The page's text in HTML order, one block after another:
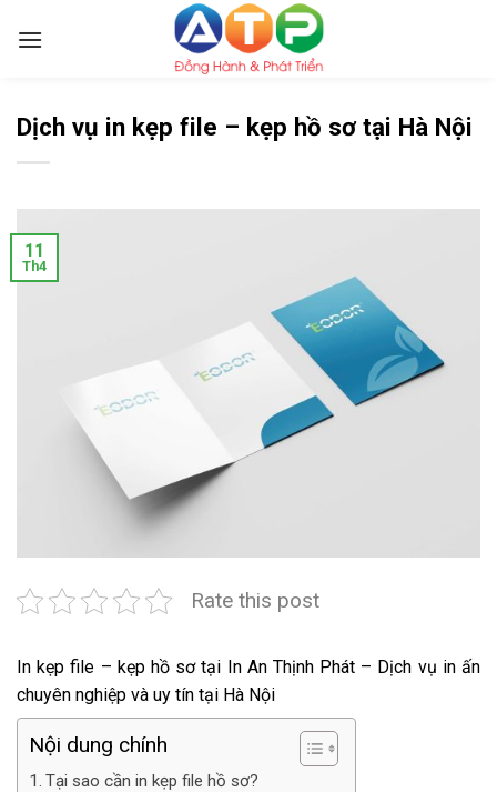
Dịch vụ in kẹp file – kẹp hồ sơ tại Hà Nội
11
Th4
Rate this post
In kẹp file – kẹp hồ sơ tại In An Thịnh Phát – Dịch vụ in ấn
chuyên nghiệp và uy tín tại Hà Nội
Nội dung chính
Tại sao cần in kẹp file hồ sơ?